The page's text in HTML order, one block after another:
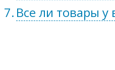
Все ли товары у